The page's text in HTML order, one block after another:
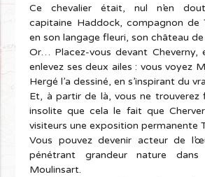
Ce chevalier était, nul n’en
capitaine Haddock, compagnon de
en son langage fleuri, son château
Or… Placez-vous devant Cheverny,
enlevez ses deux ailes : vous voyez
Hergé l’a dessiné, en s’inspirant du
Et, à partir de là, vous ne trouverez
insolite que cela le fait que
visiteurs une exposition permanente
Vous pouvez devenir acteur de
pénétrant grandeur nature
Moulinsart.